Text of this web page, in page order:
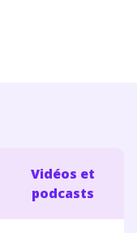
Vidéos et
podcasts